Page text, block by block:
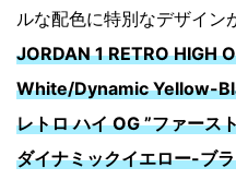
ルな配色に特別なデザイン
JORDAN 1 RETRO HIGH
White/Dynamic Yellow-
レトロ ハイ OG ”ファース
ダイナミックイエロー-ブ